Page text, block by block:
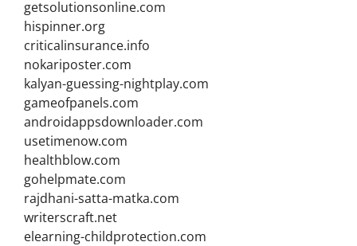
getsolutionsonline.com
hispinner.org
criticalinsurance.info
nokariposter.com
kalyan-guessing-nightplay.com
gameofpanels.com
androidappsdownloader.com
usetimenow.com
healthblow.com
gohelpmate.com
rajdhani-satta-matka.com
writerscraft.net
elearning-childprotection.com